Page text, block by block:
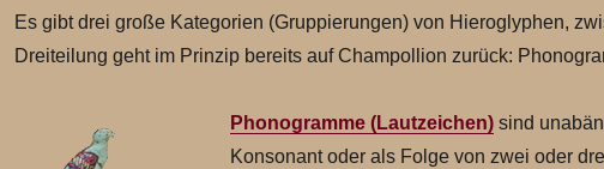
Es gibt drei große Kategorien (Gruppierungen) von Hieroglyphen,
Dreiteilung geht im Prinzip bereits auf Champollion zurück:
Phonogramme (Lautzeichen) sind
Konsonant oder als Folge von zwei oder